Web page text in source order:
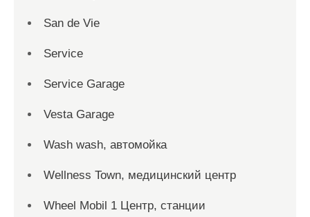
San dе Vie
Service
Service Garage
Vesta Garage
Wash wash, автомойка
Wellness Town, медицинский центр
Wheel Mobil 1 Центр, станции